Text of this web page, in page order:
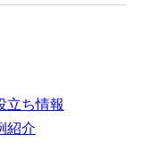
立ち情報
紹介